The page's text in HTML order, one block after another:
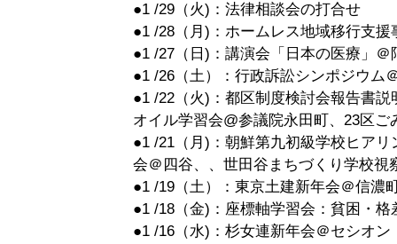
●1 /29（火)：法律相談会の打合せ
●1 /28（月)：ホームレス地域移行支
●1 /27（日)：講演会「日本の医療」＠
●1 /26（土）：行政訴訟シンポジウム
●1 /22（火)：都区制度検討会報告書
オイル学習会@参議院永田町、23区
●1 /21（月)：朝鮮第九初級学校ヒア
会＠四谷、、世田谷まちづくり学校視
●1 /19（土）：東京土建新年会＠信濃
●1 /18（金)：座標軸学習会：貧困・格
●1 /16（水)：杉女連新年会＠セシオン